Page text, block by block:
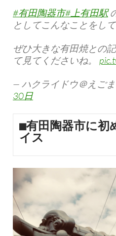
#有田陶器市#上有田駅
としてこんなことをして
ぜひ大きな有田焼との
て見てくださいね。
— ハクライドウ＠えごま
30日
■有田陶器市に初
イス